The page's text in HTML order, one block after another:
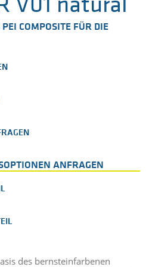
V01 natural
COMPOSITE FÜR DIE
ANFRAGEN
des bernsteinfarbenen